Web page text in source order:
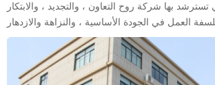
تسترشد بها شركة روح التعاون ، والتجديد ، والابتكار